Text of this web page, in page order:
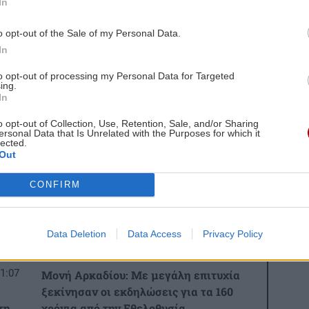
opt-out of the Sale of my Personal Data.
opt-out of processing my Personal Data for Targeted
opt-out of Collection, Use, Retention, Sale, and/or Sharing
Data that Is Unrelated with the Purposes for which it
CONFIRM
Data Deletion Data Access Privacy Policy
ΚΟΣΜΟΣ
χειρουργείο την ώρα του σεισμού των
7,1R
GOSSIP - LIFESTYLE
Κωνσταντινίδη: Σκέφτεται να
ΚΡΗΤΗ
Μονή Αρκαδίου: Με μεγάλη επιτυχία
ξεκίνησαν οι εκδηλώσεις για τα 160